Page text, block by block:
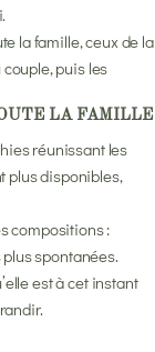
la famille, ceux de la
puis les
LA FAMILLE
réunissant les
plus disponibles,
compositions :
spontanées.
est à cet instant